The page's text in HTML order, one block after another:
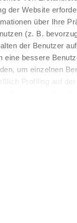
der Website
über Ihre
(z. B.
der Benutzer
eine bessere
um einzelnen
Profiling auf
verwenden, indem
und